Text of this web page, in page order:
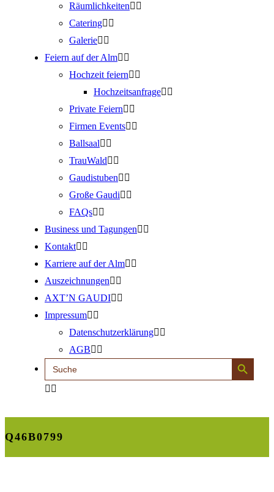
Räumlichkeiten
Catering
Galerie
Feiern auf der Alm
Hochzeit feiern
Hochzeitsanfrage
Private Feiern
Firmen Events
Ballsaal
TrauWald
Gaudistuben
Große Gaudi
FAQs
Business und Tagungen
Kontakt
Karriere auf der Alm
Auszeichnungen
AXT’N GAUDI
Impressum
Datenschutzerklärung
AGB
Search
for:
Search Button
Q46B0799